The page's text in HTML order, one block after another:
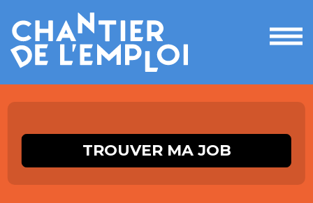
le
TROUVER MA JOB